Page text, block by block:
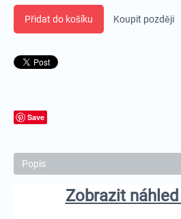
Přidat do košíku Koupit později
Save
Popis
Zobrazit